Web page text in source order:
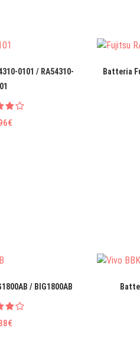
0101 / RA54310-
Batteria
/ BIG1800AB